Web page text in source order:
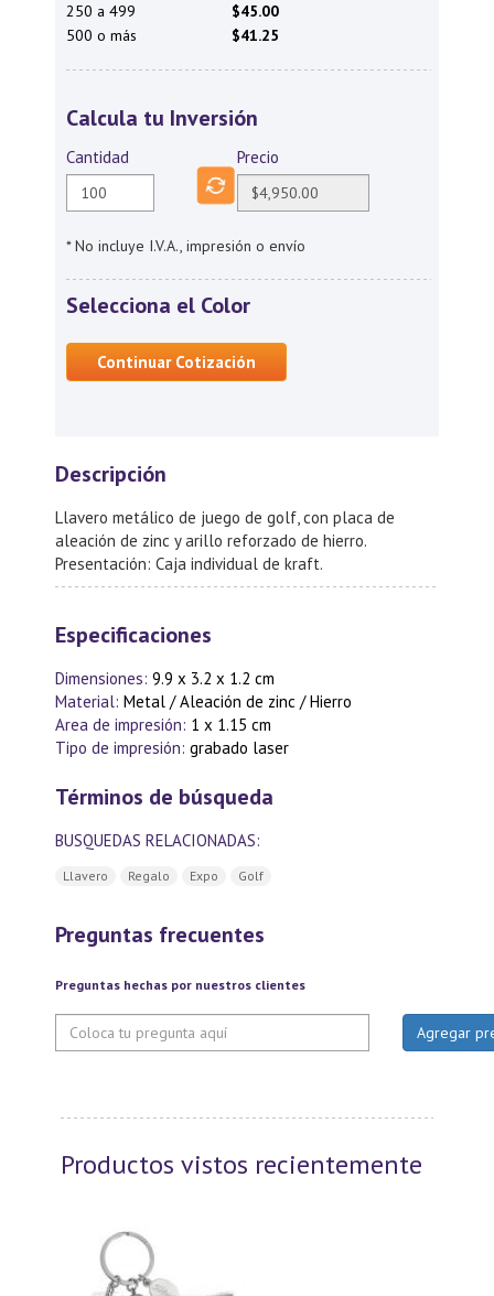
250 a 499
$45.00
500 o más
$41.25
Calcula tu Inversión
Cantidad Precio
* No incluye I.V.A., impresión o envío
Selecciona el Color
Continuar Cotización
Descripción
Llavero metálico de juego de golf, con placa de
aleación de zinc y arillo reforzado de hierro.
Presentación: Caja individual de kraft.
Especificaciones
Dimensiones: 9.9 x 3.2 x 1.2 cm
Material: Metal / Aleación de zinc / Hierro
Area de impresión: 1 x 1.15 cm
Tipo de impresión: grabado laser
Términos de búsqueda
BUSQUEDAS RELACIONADAS:
Llavero Regalo Expo Golf
Preguntas frecuentes
Preguntas hechas por nuestros clientes
Productos vistos recientemente